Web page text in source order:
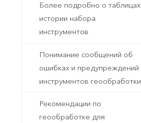
Все продукты
Более подробно о таблицах
истории набора
инструментов
Понимание сообщений об
ошибках и предупреждений
инструментов геообработки
Рекомендации по
геообработке для